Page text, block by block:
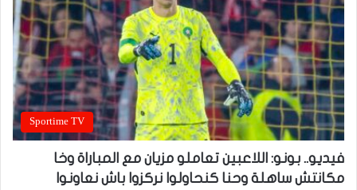
Sportime TV
فيديو.. بونو: اللاعبين تعاملو مزيان مع المباراة وخا
مكانتش ساهلة وحنا كنحاولوا نركزوا باش نعاونوا